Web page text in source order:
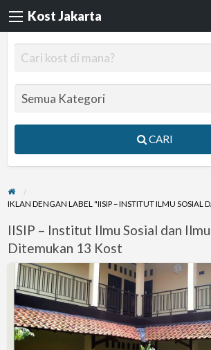
Kost Jakarta
CARI
IKLAN DENGAN LABEL "IISIP – INSTITUT ILMU SOSIAL
IISIP – Institut Ilmu Sosial dan
Ditemukan 13 Kost
Kost
nyaman
dengan